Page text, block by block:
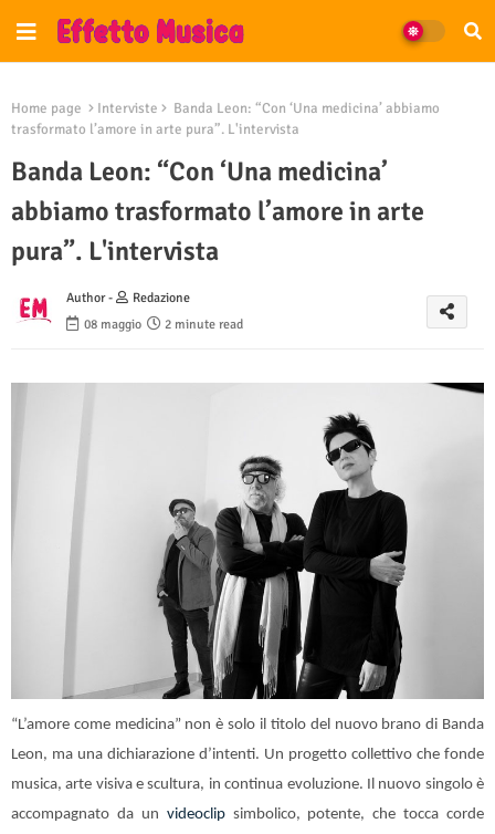
Home page Interviste
Banda Leon: “Con ‘Una medicina’ abbiamo
trasformato l’amore in arte pura”. L'intervista
Banda Leon: “Con ‘Una medicina’
abbiamo trasformato l’amore in arte
pura”. L'intervista
Author -
Redazione
08 maggio
2 minute read
“L’amore come medicina” non è solo il titolo del nuovo brano di Banda
Leon, ma una dichiarazione d’intenti. Un progetto collettivo che fonde
musica, arte visiva e scultura, in continua evoluzione. Il nuovo singolo è
accompagnato da un videoclipsimbolico, potente, che tocca corde